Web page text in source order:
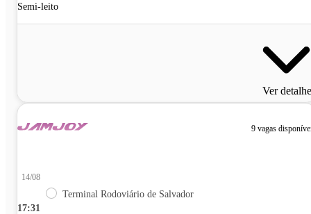
Semi-leito
Ver
9 vagas
17:31
14/08
Terminal Rodoviário de Salvador